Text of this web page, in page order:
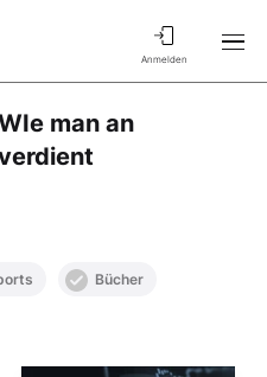
Anmelden
man an
Bücher